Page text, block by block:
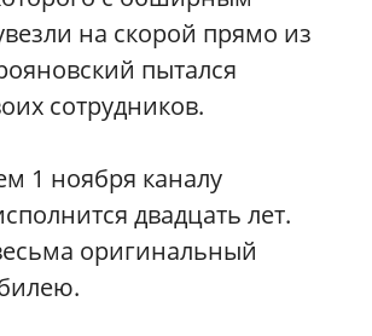
на скорой прямо из
пытался
сотрудников.
1 ноября каналу
двадцать лет.
оригинальный